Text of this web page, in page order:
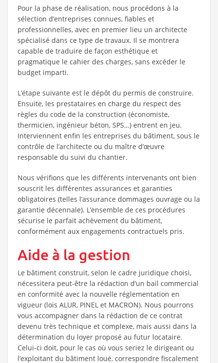
Pour la phase de réalisation, nous procédons à la
sélection d’entreprises connues, fiables et
professionnelles, avec en premier lieu un architecte
spécialisé dans ce type de travaux. Il se montrera
capable de traduire de façon esthétique et
pragmatique le cahier des charges, sans excéder le
budget imparti.
L’étape suivante est le dépôt du permis de construire.
Ensuite, les prestataires en charge du respect des
règles du code de la construction (économiste,
thermicien, ingénieur béton, SPS…) entrent en jeu.
Interviennent enfin les entreprises du bâtiment, sous le
contrôle de l’architecte ou du maître d’œuvre
responsable du suivi du chantier.
Nous vérifions que les différents intervenants ont bien
souscrit les différentes assurances et garanties
obligatoires (telles l’assurance dommages ouvrage ou la
garantie décennale). L’ensemble de ces procédures
sécurise le parfait achèvement du bâtiment,
conformément aux engagements contractuels pris.
Aide à la gestion
Le bâtiment construit, selon le cadre juridique choisi,
nécessitera peut-être la rédaction d’un bail commercial
en conformité avec la nouvelle réglementation en
vigueur (lois ALUR, PINEL et MACRON). Nous pourrons
vous accompagner dans la rédaction de ce contrat
devenu très technique et complexe, mais aussi dans la
détermination du loyer proposé au futur locataire.
Celui-ci doit, pour le cas où vous seriez le dirigeant ou
l’exploitant du bâtiment loué, correspondre fiscalement